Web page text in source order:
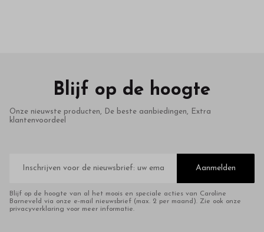
Blijf op de hoogte
Onze nieuwste producten, De beste aanbiedingen, Extra
klantenvoordeel
mailadres
Aanmelden
Blijf op de hoogte van al het moois en speciale acties van Caroline
Barneveld via onze e-mail nieuwsbrief (max. 2 per maand). Zie ook onze
privacyverklaring voor meer informatie.